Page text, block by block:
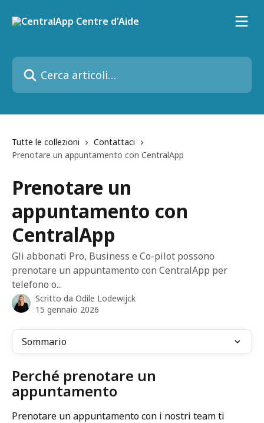
Cerca articoli…
Tutte le collezioni
Contattaci
Prenotare un appuntamento con CentralApp
Prenotare un
appuntamento con
CentralApp
Gli abbonati Pro, Business e Co-pilot possono
prenotare un appuntamento con CentralApp per
telefono o...
Scritto da Odile Lodewijck
15 gennaio 2026
Sommario
Perché prenotare un
appuntamento
Prenotare un appuntamento con i nostri team ti